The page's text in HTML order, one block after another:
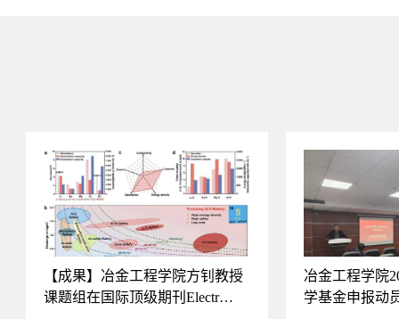
【成果】冶金工程学院方钊教授
课题组在国际顶级期刊Electr…
冶金工程学院
学基金申报动